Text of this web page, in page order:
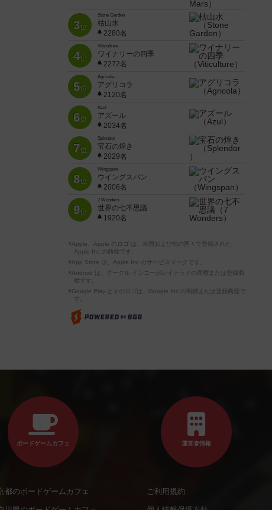
3位
Stone Garden
枯山水
2280名
4位
Viticulture
ワイナリーの四季
2272名
5位
Agricola
アグリコラ
2120名
6位
Azul
アズール
2034名
7位
Splendor
宝石の煌き
2029名
8位
Wingspan
ウイングスパン
2006名
9位
7 Wonders
世界の七不思議
1920名
※Apple、Apple のロゴ は、米国および他の国々で登録された
Apple Inc.の商標です。
※App Store は、Apple Inc.のサービスマークです。
※Android は、グーグル インコーポレイテッドの商標または登録商
標です。
※Google Play とそのロゴは、Google Inc.の商標または登録商標で
す。
ボードゲームカフェ
都のボードゲームカフェ
運営者情報
ご利用規約